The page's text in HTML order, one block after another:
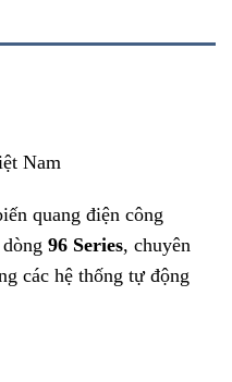
Nam
quang điện công
96 Series, chuyên
các hệ thống tự động